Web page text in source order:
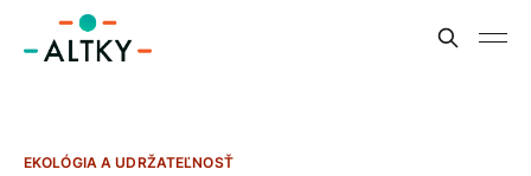
EKOLÓGIA A UDRŽATEĽNOSŤ